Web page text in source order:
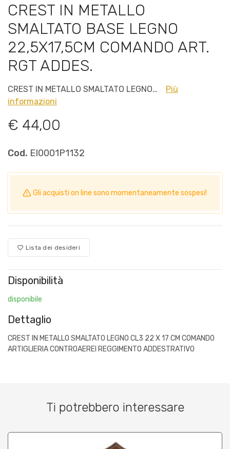
CREST IN METALLO
SMALTATO BASE LEGNO
22,5X17,5CM COMANDO ART.
RGT ADDES.
CREST IN METALLO SMALTATO LEGNO…
Più
informazioni
€ 44,00
Cod. EI0001P1132
Gli acquisti on line sono momentaneamente sospesi!
Lista dei desideri
Disponibilità
disponibile
Dettaglio
CREST IN METALLO SMALTATO LEGNO CL3 22 X 17 CM COMANDO
ARTIGLIERIA CONTROAEREI REGGIMENTO ADDESTRATIVO
Ti potrebbero interessare